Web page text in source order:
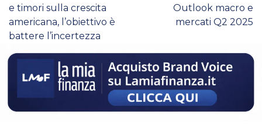
e timori sulla crescita
americana, l’obiettivo è
battere l’incertezza
Outlook macro e
mercati Q2 2025